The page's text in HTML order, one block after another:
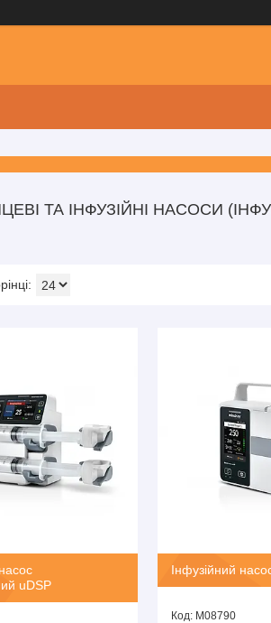
ТА ІНФУЗІЙНІ НАСОСИ
uDSP
Інфузійний
M08790